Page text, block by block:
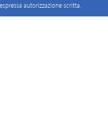
autorizzazione scritta.